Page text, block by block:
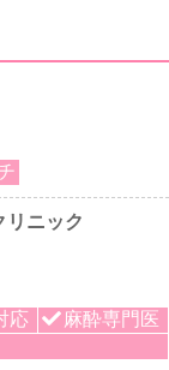
リニック
応
麻酔専門医